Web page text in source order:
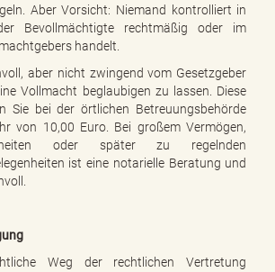
Aber Vorsicht: Niemand kontrolliert in
Bevollmächtigte rechtmäßig oder im
handelt.
aber nicht zwingend vom Gesetzgeber
Vollmacht beglaubigen zu lassen. Diese
Sie bei der örtlichen Betreuungsbehörde
von 10,00 Euro. Bei großem Vermögen,
oder später zu regelnden
ist eine notarielle Beratung und
Weg der rechtlichen Vertretung